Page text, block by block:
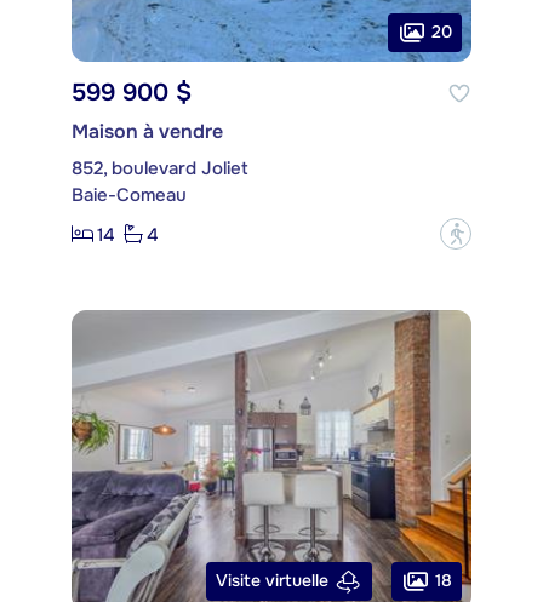
20
599 900 $
Maison à vendre
852, boulevard Joliet
Baie-Comeau
14
4 ?
Visite virtuelle 18